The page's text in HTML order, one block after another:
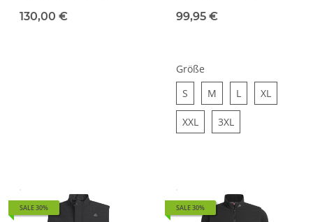
130,00 €
99,95 €
Größe
S
M L XL
XXL 3XL
SALE 30% SALE 30%